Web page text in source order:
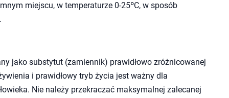
miejscu, w temperaturze 0-25ºC, w sposób
jako substytut (zamiennik) prawidłowo zróżnicowanej
i prawidłowy tryb życia jest ważny dla
Nie należy przekraczać maksymalnej zalecanej